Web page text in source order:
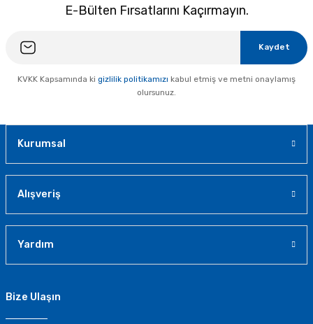
E-Bülten Fırsatlarını Kaçırmayın.
Kaydet
KVKK Kapsamında ki gizlilik politikamızı kabul etmiş ve metni onaylamış
olursunuz.
Kurumsal
Alışveriş
Yardım
Bize Ulaşın